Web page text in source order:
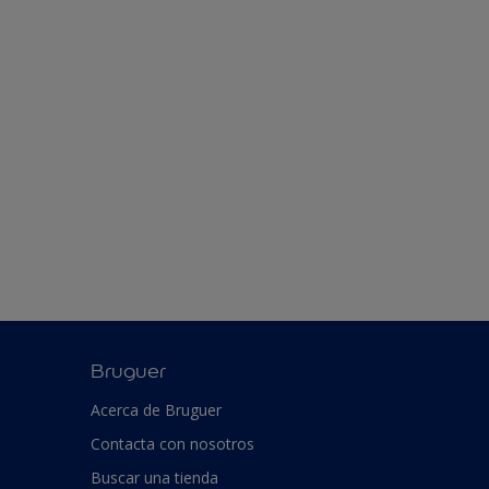
Bruguer
Acerca de Bruguer
Contacta con nosotros
Buscar una tienda